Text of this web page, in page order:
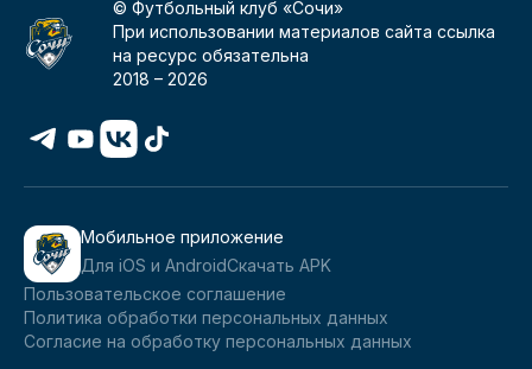
© Футбольный клуб «Сочи»
При использовании материалов сайта ссылка
на ресурс обязательна
2018 –2026
Мобильное приложение
Для iOS и AndroidСкачать APK
Пользовательское соглашение
Политика обработки персональных данных
Согласие на обработку персональных данных